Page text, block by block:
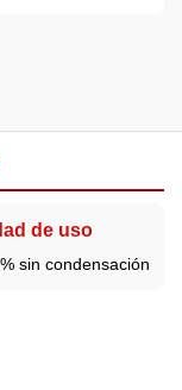
de uso
sin condensación